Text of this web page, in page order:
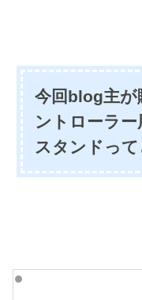
今回blog主が
ントローラ
スタンドっ